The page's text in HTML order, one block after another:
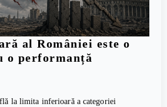
al României este o
o performanță
la limita inferioară a categoriei